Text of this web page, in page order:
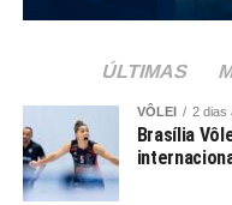
ÚLTIMAS
VÔLEI 2 dias
Brasília